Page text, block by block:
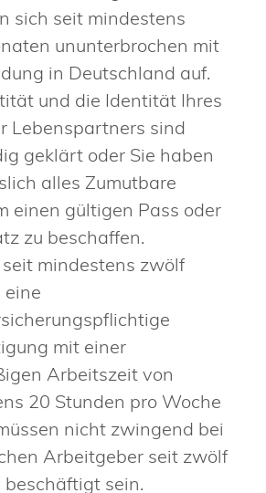
sich seit mindestens
ununterbrochen mit
in Deutschland auf.
und die Identität Ihres
Lebenspartners sind
geklärt oder Sie haben
alles Zumutbare
einen gültigen Pass oder
zu beschaffen.
seit mindestens zwölf
eine
mit einer
Arbeitszeit von
20 Stunden pro Woche
nicht zwingend bei
Arbeitgeber seit zwölf
beschäftigt sein.